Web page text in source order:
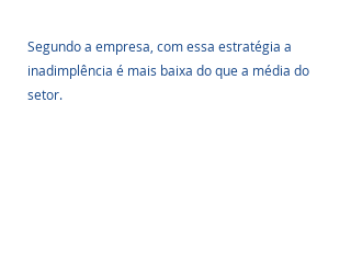
Segundo a empresa, com essa estratégia a
inadimplência é mais baixa do que a média do
setor.